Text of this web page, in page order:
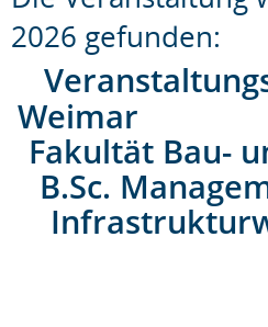
2026 gefunden:
Weimar
Fakultät Bau-
B.Sc.